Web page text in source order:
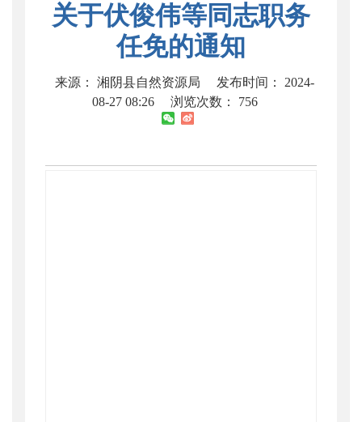
关于伏俊伟等同志职务
任免的通知
来源： 湘阴县自然资源局
发布时间： 2024-
08-27 08:26
浏览次数： 756